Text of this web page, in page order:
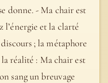
donne. - Ma chair est
et la clarté
; la métaphore
réalité : Ma chair est
sang un breuvage